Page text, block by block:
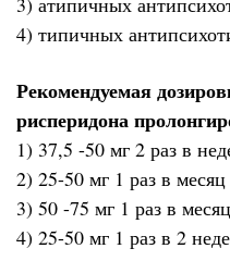
4) типичных
Рекомендуемая
рисперидона
1) 37,5 -50 мг 2 раз в
2) 25-50 мг 1 раз в месяц
3) 50 -75 мг 1 раз в месяц
4) 25-50 мг 1 раз в 2